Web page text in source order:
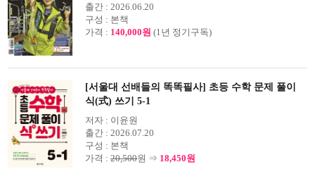
출간 : 2026.06.20
구성 : 본책
가격 : 140,000원 (1년 정기구독)
[서울대 선배들의 똑똑필사] 초등 수학 문제 풀이
식(式) 쓰기 5-1
저자 : 이윤원
출간 : 2026.07.20
구성 : 본책
가격 : 20,500원 ⇒ 18,450원